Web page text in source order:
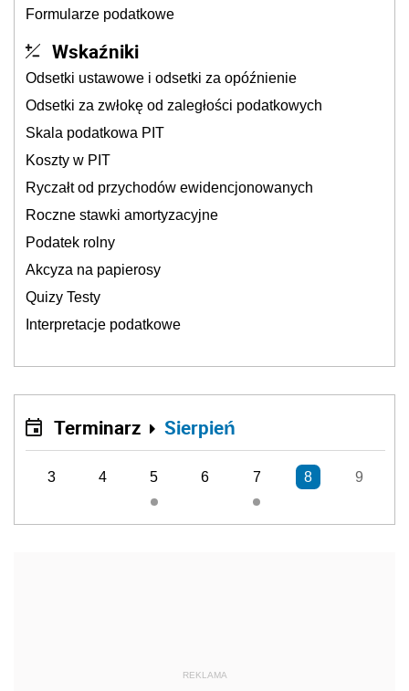
Formularze podatkowe
Wskaźniki
Odsetki ustawowe i odsetki za opóźnienie
Odsetki za zwłokę od zaległości podatkowych
Skala podatkowa PIT
Koszty w PIT
Ryczałt od przychodów ewidencjonowanych
Roczne stawki amortyzacyjne
Podatek rolny
Akcyza na papierosy
Quizy Testy
Interpretacje podatkowe
Terminarz Sierpień
3 4 5 6 7 8 9
REKLAMA